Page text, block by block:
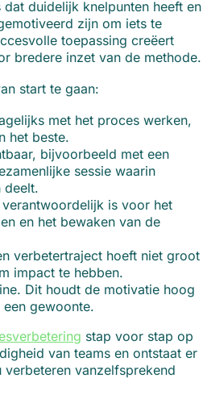
duidelijk knelpunten heeft en
zijn om iets te
toepassing creëert
bredere inzet van de methode.
start te gaan:
met het proces werken,
het beste.
bijvoorbeeld met een
sessie waarin
deelt.
is voor het
en het bewaken van de
verbetertraject hoeft niet groot
impact te hebben.
Dit houdt de motivatie hoog
gewoonte.
stap voor stap op
van teams en ontstaat er
vanzelfsprekend